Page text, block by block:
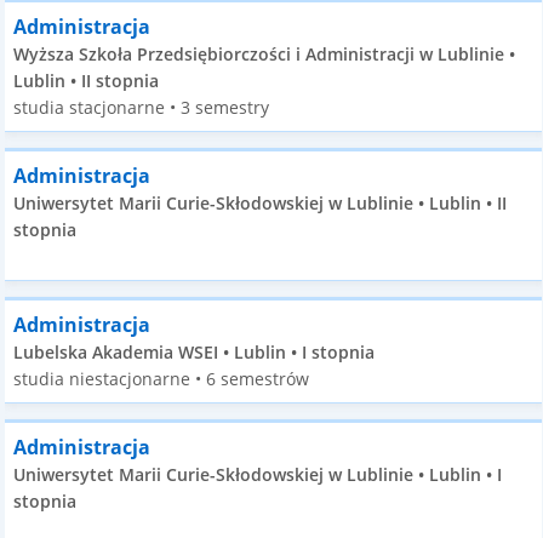
Administracja
Wyższa Szkoła Przedsiębiorczości i Administracji w Lublinie •
Lublin • II stopnia
studia stacjonarne • 3 semestry
Administracja
Uniwersytet Marii Curie-Skłodowskiej w Lublinie • Lublin • II
stopnia
Administracja
Lubelska Akademia WSEI • Lublin • I stopnia
studia niestacjonarne • 6 semestrów
Administracja
Uniwersytet Marii Curie-Skłodowskiej w Lublinie • Lublin • I
stopnia